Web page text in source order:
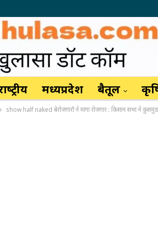
मध्यप्रदेश बैतूल
show half naked बेरोजगारों ने मांगा रोजगार : किसान सभा ने